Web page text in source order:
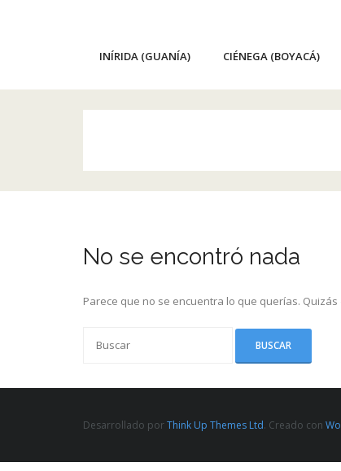
INÍRIDA (GUANÍA) CIÉNEGA (BOYACÁ)
No se encontró nada
Parece que no se encuentra lo que querías.
Desarrollado porThink Up Themes Ltd. Creado con